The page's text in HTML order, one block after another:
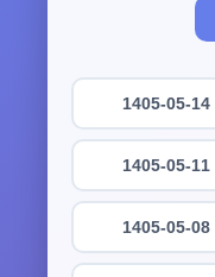
1405-05-14
1405-05-11
1405-05-08